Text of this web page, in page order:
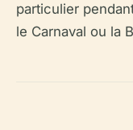
particulier
le Carnaval ou la